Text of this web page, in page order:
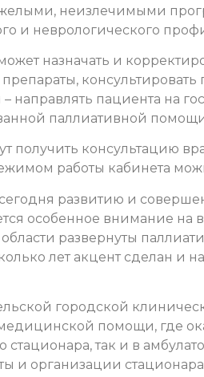
неизлечимыми
и неврологического
назначать и
направлять пациента на
паллиативной
получить консультацию
работы кабинета
развитию и
особенное внимание на
развернуты
лет акцент сделан и
городской
помощи, где
стационара, так и в
и организации